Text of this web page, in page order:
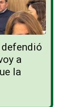
defendió
a
la